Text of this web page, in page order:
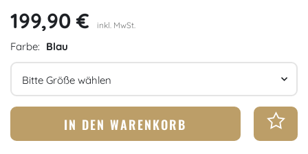
199,90 € inkl. MwSt.
Farbe: Blau
Größe
IN DEN WARENKORB